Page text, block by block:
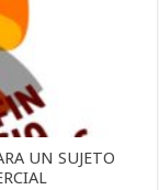
UN SUJETO